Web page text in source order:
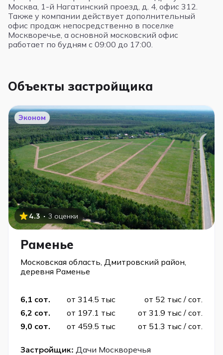
Москва, 1-й Нагатинский проезд, д. 4, офис 312.
Также у компании действует дополнительный
офис продаж непосредственно в поселке
Москворечье, а основной московский офис
работает по будням с 09:00 до 17:00.
Объекты застройщика
Эконом
4.3 · 3 оценки
Раменье
Московская область, Дмитровский район,
деревня Раменье
6,1 сот. от 314.5 тыс
от 52 тыс / сот.
6,2 сот.
от 197.1 тыс
от 31.9 тыс / сот.
9,0 сот.
от 459.5 тыс от 51.3 тыс / сот.
Застройщик: Дачи Москворечья